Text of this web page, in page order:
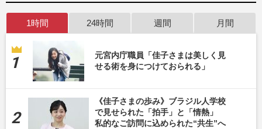
1時間 24時間 週間 月間
元宮内庁職員「佳子さまは美しく見
せる術を身につけておられる」
《佳子さまの歩み》ブラジル人学校
で見せられた「拍手」と「情熱」
私的なご訪問に込められた“共生”へ